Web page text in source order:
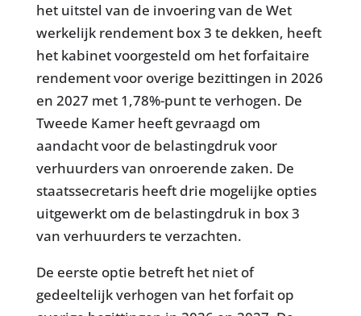
het uitstel van de invoering van de Wet
werkelijk rendement box 3 te dekken, heeft
het kabinet voorgesteld om het forfaitaire
rendement voor overige bezittingen in 2026
en 2027 met 1,78%-punt te verhogen. De
Tweede Kamer heeft gevraagd om
aandacht voor de belastingdruk voor
verhuurders van onroerende zaken. De
staatssecretaris heeft drie mogelijke opties
uitgewerkt om de belastingdruk in box 3
van verhuurders te verzachten.
De eerste optie betreft het niet of
gedeeltelijk verhogen van het forfait op